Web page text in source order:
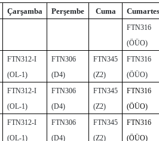
Çarşamba Perşembe Cuma
FTN316
(ÖÜO)
FTN312-I
(OL-1)
FTN306
(D4)
FTN345
(Z2)
FTN316
(ÖÜO)
FTN312-I
(OL-1)
FTN306
(D4)
FTN345
(Z2)
FTN316
(ÖÜO)
FTN312-I
(OL-1)
FTN306
(D4)
FTN345
(Z2)
FTN316
(ÖÜO)